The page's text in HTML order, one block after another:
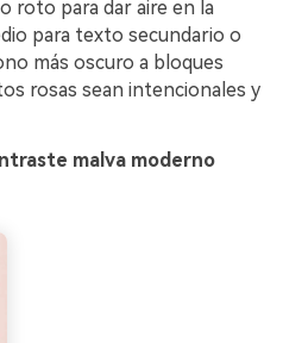
roto para dar aire en la
para texto secundario o
más oscuro a bloques
rosas sean intencionales y
malva moderno